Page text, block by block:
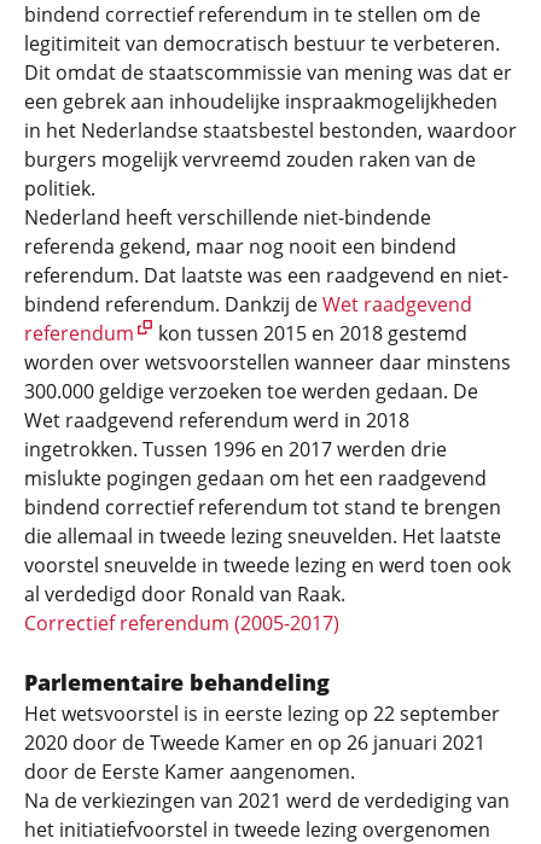
bindend correctief referendum in te stellen om de
legitimiteit van democratisch bestuur te verbeteren.
Dit omdat de staatscommissie van mening was dat er
een gebrek aan inhoudelijke inspraakmogelijkheden
in het Nederlandse staatsbestel bestonden, waardoor
burgers mogelijk vervreemd zouden raken van de
politiek.
Nederland heeft verschillende niet-bindende
referenda gekend, maar nog nooit een bindend
referendum. Dat laatste was een raadgevend en niet-
bindend referendum. Dankzij deWet raadgevend
referendum
kon tussen 2015 en 2018 gestemd
worden over wetsvoorstellen wanneer daar minstens
300.000 geldige verzoeken toe werden gedaan. De
Wet raadgevend referendum werd in 2018
ingetrokken. Tussen 1996 en 2017 werden drie
mislukte pogingen gedaan om het een raadgevend
bindend correctief referendum tot stand te brengen
die allemaal in tweede lezing sneuvelden. Het laatste
voorstel sneuvelde in tweede lezing en werd toen ook
al verdedigd door Ronald van Raak.
Correctief referendum (2005-2017)
Parlementaire behandeling
Het wetsvoorstel is in eerste lezing op 22 september
2020 door de Tweede Kamer en op 26 januari 2021
door de Eerste Kamer aangenomen.
Na de verkiezingen van 2021 werd de verdediging van
het initiatiefvoorstel in tweede lezing overgenomen